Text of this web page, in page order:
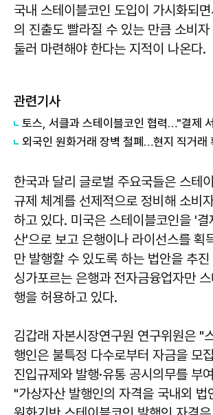
국내 스테이블코인 도입이 가시화되
의 진출도 빨라질 수 있는 만큼 소비자
둘러 마련해야 한다는 지적이 나온다.
관련기사
한국과 달리 글로벌 주요국들은 스테
규제 체계를 선제적으로 정비해 소비
하고 있다. 미국은 스테이블코인을 '결
산'으로 보고 은행이나 라이선스를 획
만 발행할 수 있도록 하는 법안을 추
싱가포르는 은행과 전자금융업자만
행을 허용하고 있다.
김갑래 자본시장연구원 연구위원은 "
행인은 불특정 다수로부터 자금을 모
진입규제와 발행·유통 공시의무를 부
"가상자산 발행인의 자격을 국내외 법